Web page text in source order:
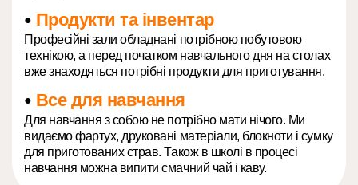
● Продукти та інвентар
Професійні зали обладнані потрібною побутовою
технікою, а перед початком навчального дня на столах
вже знаходяться потрібні продукти для приготування.
● Все для навчання
Для навчання з собою не потрібно мати нічого. Ми
видаємо фартух, друковані матеріали, блокноти і сумку
для приготованих страв. Також в школі в процесі
навчання можна випити смачний чай і каву.